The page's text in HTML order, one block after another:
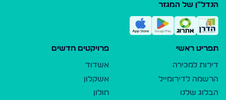
הנדל"ן של המגזר
תפריט ראשי
דירות למכירה
הרשמה לדירומייל
הבלוג שלנו
פרויקטים חדשים
אשדוד
אשקלון
חולון